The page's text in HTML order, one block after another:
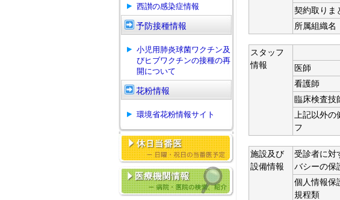
西讃の感染症情報
予防接種情報
小児用肺炎球菌ワクチン及
びヒブワクチンの接種の再
開について
花粉情報
環境省花粉情報サイト
契約取りま
所属組織名
スタッフ
情報
医師
看護師
臨床検査技
上記以外
フ
施設及び
設備情報
受診者に対
バシーの保
個人情報保
規程類